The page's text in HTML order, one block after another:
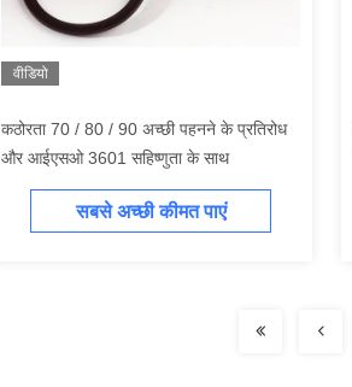
वीडियो
कठोरता 70 / 80 / 90 अच्छी पहनने के प्रतिरोध
और आईएसओ 3601 सहिष्णुता के साथ
सबसे अच्छी कीमत पाएं